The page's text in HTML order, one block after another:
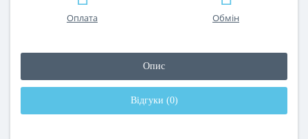
Оплата Обмін
Опис
Відгуки (0)